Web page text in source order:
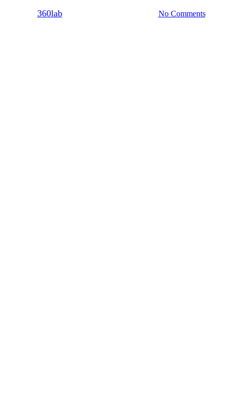
360lab07/06/2021 No Comments